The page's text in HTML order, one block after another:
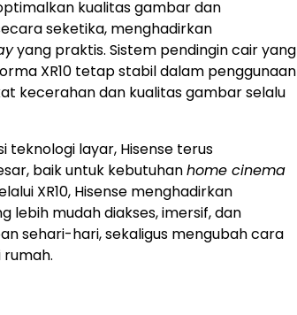
kualitas gambar dan
seketika, menghadirkan
yang praktis. Sistem pendingin cair yang
XR10 tetap stabil dalam penggunaan
kecerahan dan kualitas gambar selalu
teknologi layar, Hisense terus
baik untuk kebutuhanhome cinema
XR10, Hisense menghadirkan
lebih mudah diakses, imersif, dan
sehari-hari, sekaligus mengubah cara